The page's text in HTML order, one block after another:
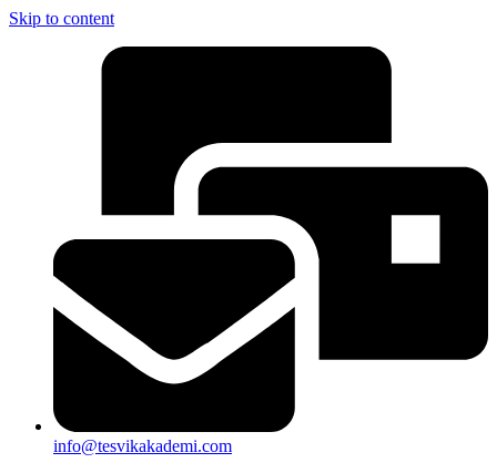
Skip to content
info@tesvikakademi.com